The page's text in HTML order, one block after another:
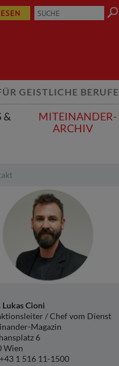
GEISTLICHE BERUFE
&
MITEINANDER-
ARCHIV
Lukas Cioni
/ Chef vom Dienst
Magazin
6
Wien
1 516 11-1500